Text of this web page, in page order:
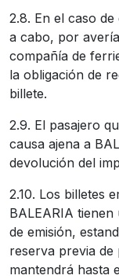
2.8. En el caso
a cabo, por
compañía de
la obligación de
billete.
2.9. El pasajero
causa ajena a
devolución del
2.10. Los billetes
BALEARIA
de emisión,
reserva previa de
mantendrá hasta